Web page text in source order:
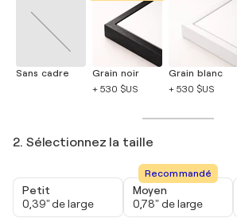
Sans cadre
Grain noir
+ 530 $US
Grain blanc
+ 530 $US
2. Sélectionnez la taille
Petit
0,39" de large
Recommandé
Moyen
0,78" de large